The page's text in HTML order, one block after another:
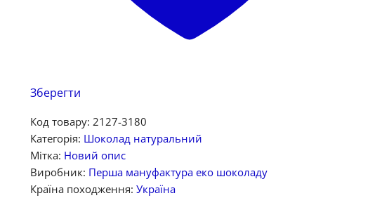
Зберегти
Код товару: 2127-3180
Категорія: Шоколад натуральний
Мітка: Новий опис
Виробник: Перша мануфактура еко шоколаду
Країна походження: Україна